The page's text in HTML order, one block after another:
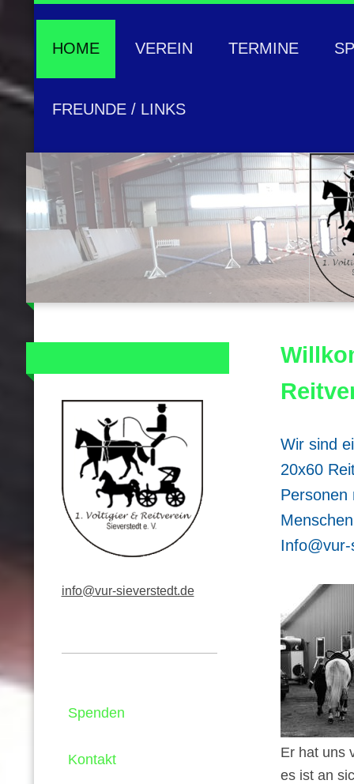
HOME VEREIN TERMINE
FREUNDE / LINKS
Wir sind
20x60
Personen
Er hat uns
es ist an
info@vur-sieverstedt.de
Spenden
Kontakt